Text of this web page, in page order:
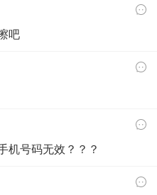
吧
机号码无效？？？